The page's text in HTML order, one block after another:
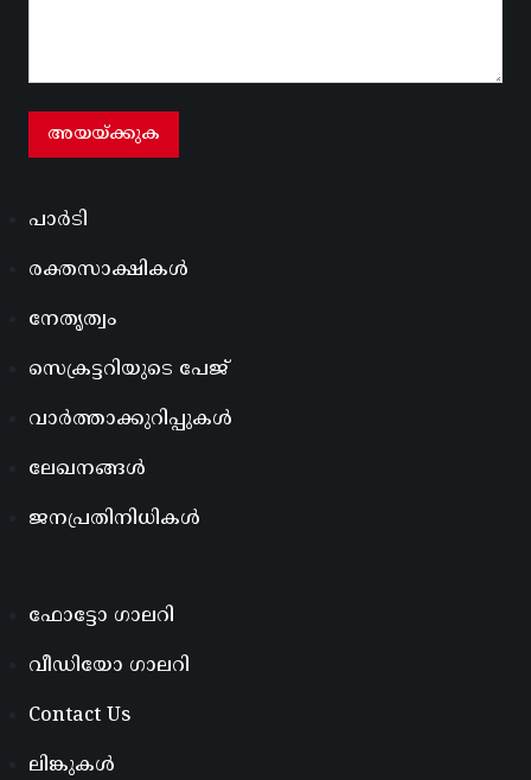
പാർടി
രക്തസാക്ഷികൾ
നേതൃത്വം
സെക്രട്ടറിയുടെ പേജ്
വാർത്താക്കുറിപ്പുകൾ
ലേഖനങ്ങൾ
ജനപ്രതിനിധികൾ
ഫോട്ടോ ഗാലറി
വീഡിയോ ഗാലറി
Contact Us
ലിങ്കുകൾ